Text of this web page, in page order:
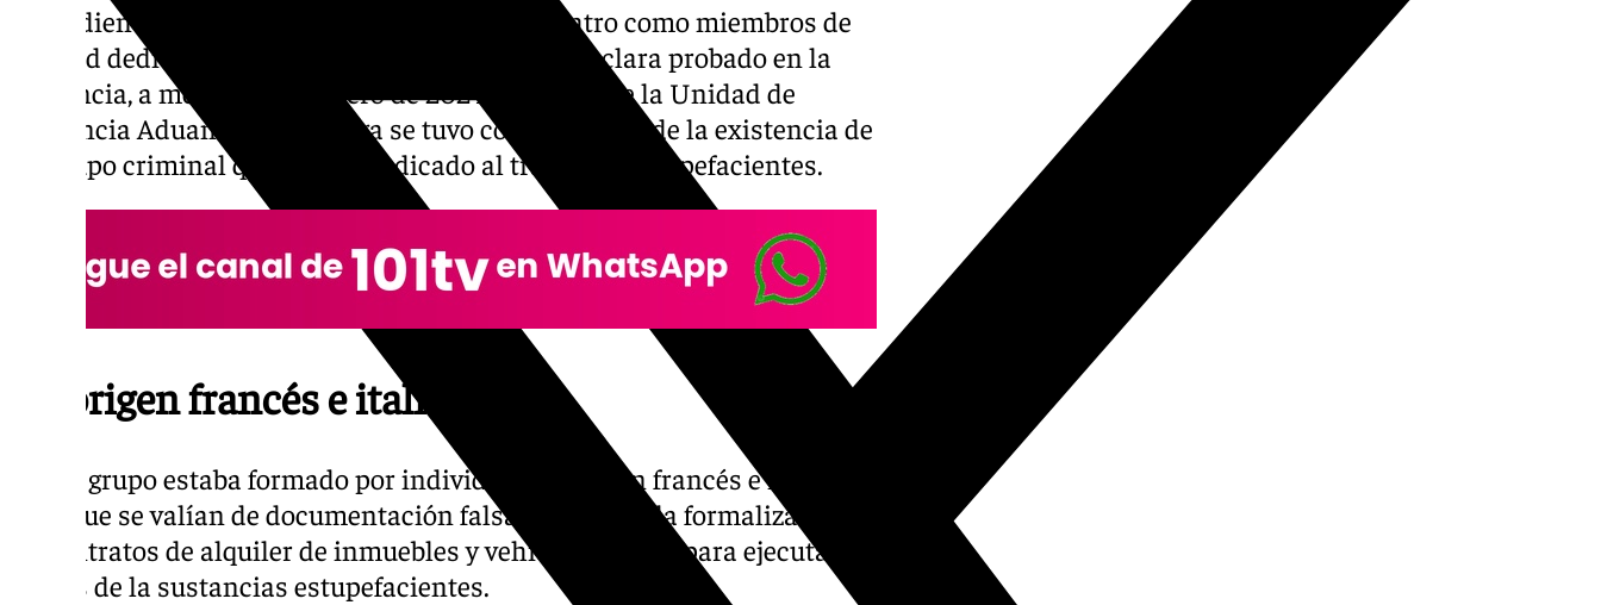
La Audiencia de Málaga ha condenado a los cuatro como miembros de
una red dedicada al tráfico de drogas. Según se declara probado en la
sentencia, a mediados de enero de 2024 por parte de la Unidad de
Vigilancia Aduanera de Málaga se tuvo conocimiento de la existencia de
un grupo criminal que estaba dedicado al tráfico de estupefacientes.
De origen francés e italiano
Dicho grupo estaba formado por individuos de origen francés e italiano,
pero que se valían de documentación falsa tanto para la formalización
de contratos de alquiler de inmuebles y vehículos, como para ejecutar los
envíos de la sustancias estupefacientes.